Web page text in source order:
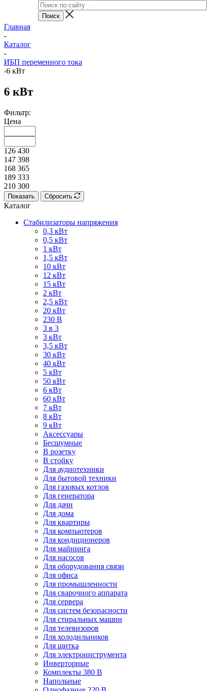
Главная
-
Каталог
-
ИБП переменного тока
-6 кВт
6 кВт
Фильтр:
Цена
126 430
147 398
168 365
189 333
210 300
Показать Сбросить
Каталог
Стабилизаторы напряжения
0,3 кВт
0,5 кВт
1 кВт
1,5 кВт
10 кВт
12 кВт
15 кВт
2 кВт
2,5 кВт
20 кВт
230 В
3 в 3
3 кВт
3,5 кВт
30 кВт
40 кВт
5 кВт
50 кВт
6 кВт
60 кВт
7 кВт
8 кВт
9 кВт
Аксессуары
Бесшумные
В розетку
В стойку
Для аудиотехники
Для бытовой техники
Для газовых котлов
Для генератора
Для дачи
Для дома
Для квартиры
Для компьютеров
Для кондиционеров
Для майнинга
Для насосов
Для оборудования связи
Для офиса
Для промышленности
Для сварочного аппарата
Для сервера
Для систем безопасности
Для стиральных машин
Для телевизоров
Для холодильников
Для щитка
Для электроинструмента
Инверторные
Комплекты 380 В
Напольные